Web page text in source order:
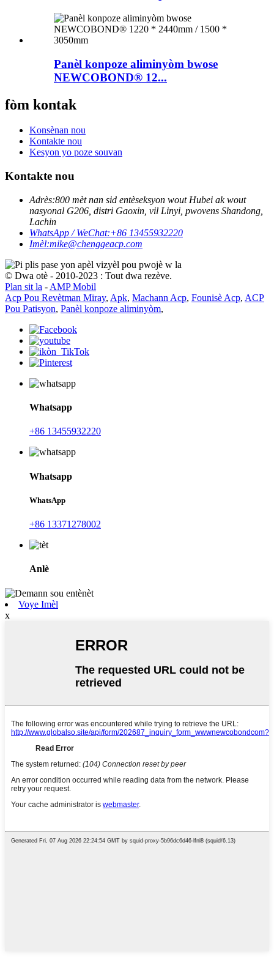
Panèl konpoze aliminyòm bwose
NEWCOBOND® 12...
fòm kontak
Konsènan nou
Kontakte nou
Kesyon yo poze souvan
Kontakte nou
Adrès:800 mèt nan sid entèseksyon wout Hubei ak wout
nasyonal G206, distri Gaoxin, vil Linyi, pwovens Shandong,
Lachin
WhatsApp / WeChat:+86 13455932220
Imèl:mike@chenggeacp.com
© Dwa otè - 2010-2023 : Tout dwa rezève.
Plan sit la - AMP Mobil
Acp Pou Revètman Miray, Apk, Machann Acp, Founisè Acp, ACP
Pou Patisyon, Panèl konpoze aliminyòm,
Whatsapp
+86 13455932220
Whatsapp
WhatsApp
+86 13371278002
Anlè
Voye Imèl
x